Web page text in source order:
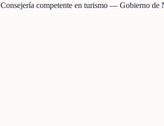
Consejería competente en turismo — Gobierno de